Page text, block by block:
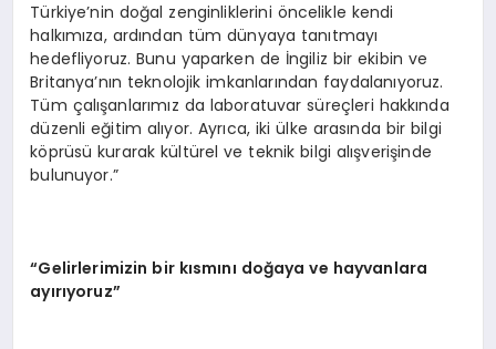
Türkiye’nin doğal zenginliklerini öncelikle kendi
halkımıza, ardından tüm dünyaya tanıtmayı
hedefliyoruz. Bunu yaparken de İngiliz bir ekibin ve
Britanya’nın teknolojik imkanlarından faydalanıyoruz.
Tüm çalışanlarımız da laboratuvar süreçleri hakkında
düzenli eğitim alıyor. Ayrıca, iki ülke arasında bir bilgi
köprüsü kurarak kültürel ve teknik bilgi alışverişinde
bulunuyor.”
“Gelirlerimizin bir kısmını doğaya ve hayvanlara
ayırıyoruz”